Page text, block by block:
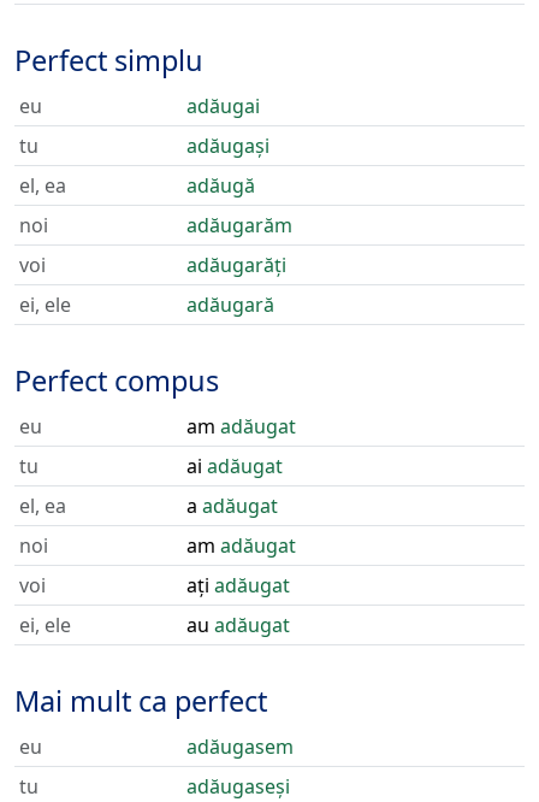
Perfect simplu
eu
adăugai
tu
adăugași
el, ea
adăugă
noi
adăugarăm
voi
adăugarăți
ei, ele
adăugară
Perfect compus
eu am adăugat
tu
ai adăugat
el, ea
a adăugat
noi
am adăugat
voi
ați adăugat
ei, ele
au adăugat
Mai mult ca perfect
eu
adăugasem
tu
adăugaseși